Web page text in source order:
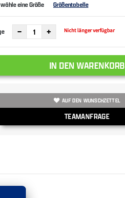
eine Größe
Größentabelle
Nicht länger verfügbar
IN DEN WARENKORB
AUF DEN WUNSCHZETTEL
TEAMANFRAGE